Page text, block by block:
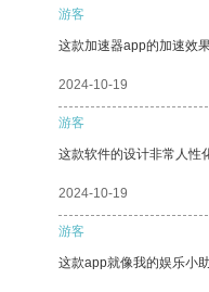
游客
这款加速器app的加速效
2024-10-19
游客
这款软件的设计非常人性
2024-10-19
游客
这款app就像我的娱乐小